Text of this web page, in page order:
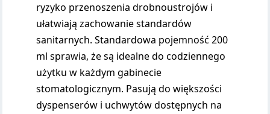
ryzyko przenoszenia drobnoustrojów i
ułatwiają zachowanie standardów
sanitarnych. Standardowa pojemność 200
ml sprawia, że są idealne do codziennego
użytku w każdym gabinecie
stomatologicznym. Pasują do większości
dyspenserów i uchwytów dostępnych na